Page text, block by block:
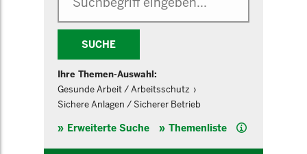
SUCHE
Ihre Themen-Auswahl:
Gesunde Arbeit / Arbeitsschutz
Sichere Anlagen / Sicherer Betrieb
Erweiterte Suche Themenliste Hilfe